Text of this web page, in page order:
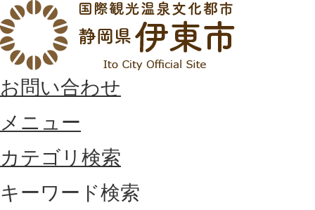
お問い合わせ
メニュー
カテゴリ検索
キーワード検索